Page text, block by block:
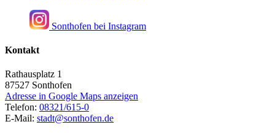
Sonthofen bei Instagram
Kontakt
Rathausplatz 1
87527 Sonthofen
Adresse in Google Maps anzeigen
Telefon: 08321/615-0
E-Mail: stadt@sonthofen.de